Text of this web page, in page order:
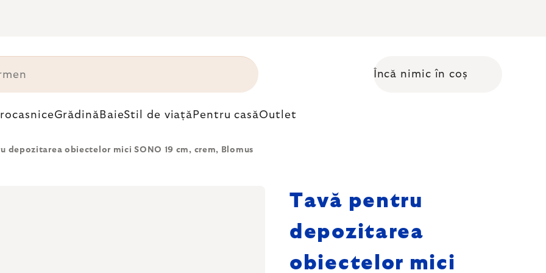
Coş de cumpărături
Încă nimic în coș
Grădină BaieStil de viață Pentru casăOutlet
depozitarea obiectelor mici SONO 19 cm, crem, Blomus
Tavă pentru
depozitarea
obiectelor mici